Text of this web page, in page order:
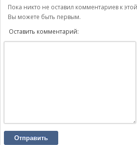
Пока никто не оставил комментариев к
Вы можете быть первым.
Оставить комментарий:
Отправить